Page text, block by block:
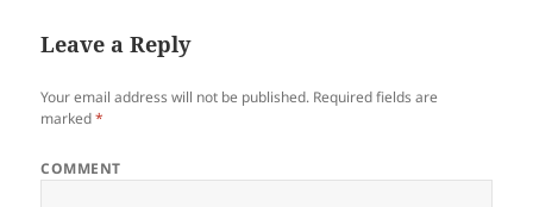
Leave a Reply
Your email address will not be published. Required fields are
marked*
COMMENT